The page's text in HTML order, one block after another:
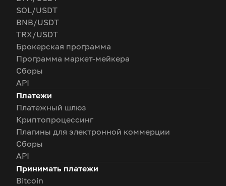
SOL/USDT
BNB/USDT
TRX/USDT
Брокерская программа
Программа маркет-мейкера
Сборы
API
Платежи
Платежный шлюз
Криптопроцессинг
Плагины для электронной коммерции
Сборы
API
Принимать платежи
Bitcoin